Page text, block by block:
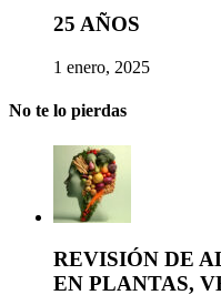
25 AÑOS
1 enero, 2025
No te lo pierdas
REVISIÓN DE
EN PLANTAS,